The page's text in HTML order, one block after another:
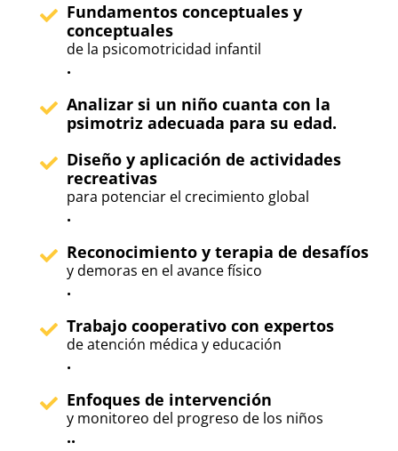
Fundamentos conceptuales y
conceptuales
de la psicomotricidad infantil
.
Analizar si un niño cuanta con la
psimotriz adecuada para su edad.
Diseño y aplicación de actividades
recreativas
para potenciar el crecimiento global
.
Reconocimiento y terapia de desafíos
y demoras en el avance físico
.
Trabajo cooperativo con expertos
de atención médica y educación
.
Enfoques de intervención
y monitoreo del progreso de los niños
..